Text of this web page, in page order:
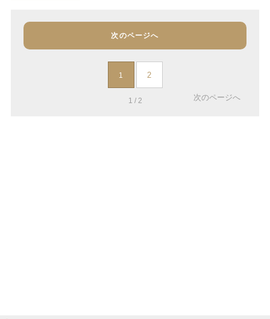
次のページへ
1 2
1 / 2 次のページへ